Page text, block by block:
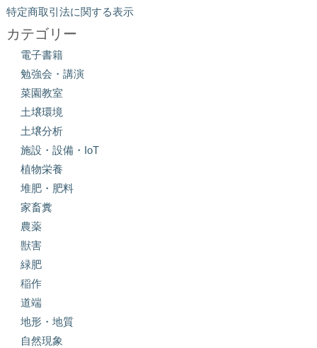
特定商取引法に関する表示
カテゴリー
電子書籍
勉強会・講演
菜園教室
土壌環境
土壌分析
施設・設備・IoT
植物栄養
堆肥・肥料
家畜糞
農薬
獣害
緑肥
稲作
道端
地形・地質
自然現象